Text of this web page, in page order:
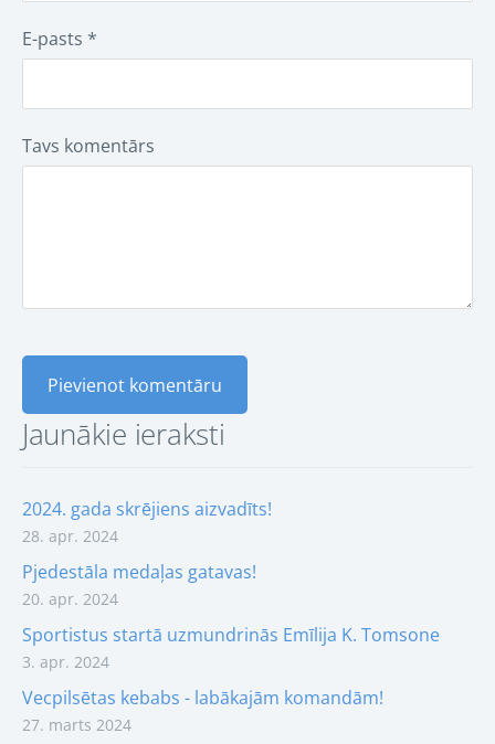
Jaunākie ieraksti
2024. gada skrējiens aizvadīts!
28. apr. 2024
Pjedestāla medaļas gatavas!
20. apr. 2024
Sportistus startā uzmundrinās Emīlija K. Tomsone
3. apr. 2024
Vecpilsētas kebabs - labākajām komandām!
27. marts 2024
E-pasts *
Tavs komentārs